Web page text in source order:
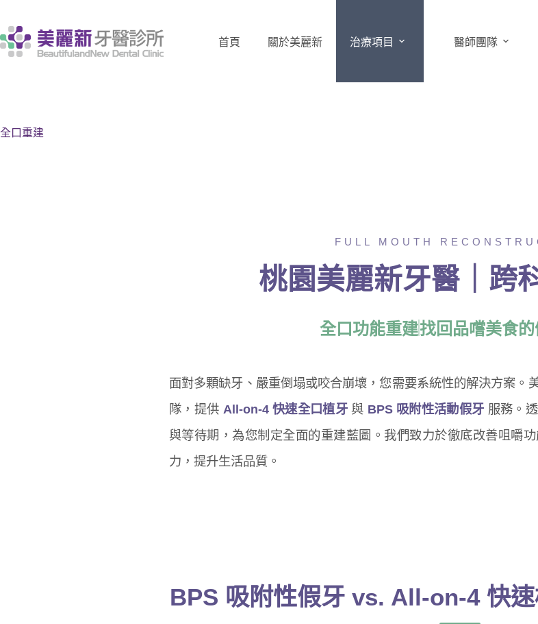
首頁 關於美麗新 治療項目 醫師團隊
全口重建
FULL MOUTH
桃園美麗新牙醫｜跨
全口功能重建找回品嚐美食
面對多顆缺牙、嚴重倒塌或咬合崩壞，您需要系統性的解決方案。
隊，提供 All-on-4 快速全口植牙與 BPS 吸附性活動假牙 服務。
與等待期，為您制定全面的重建藍圖。我們致力於徹底改善咀嚼
力，提升生活品質。
BPS 吸附性假牙 vs. All-on-4 快